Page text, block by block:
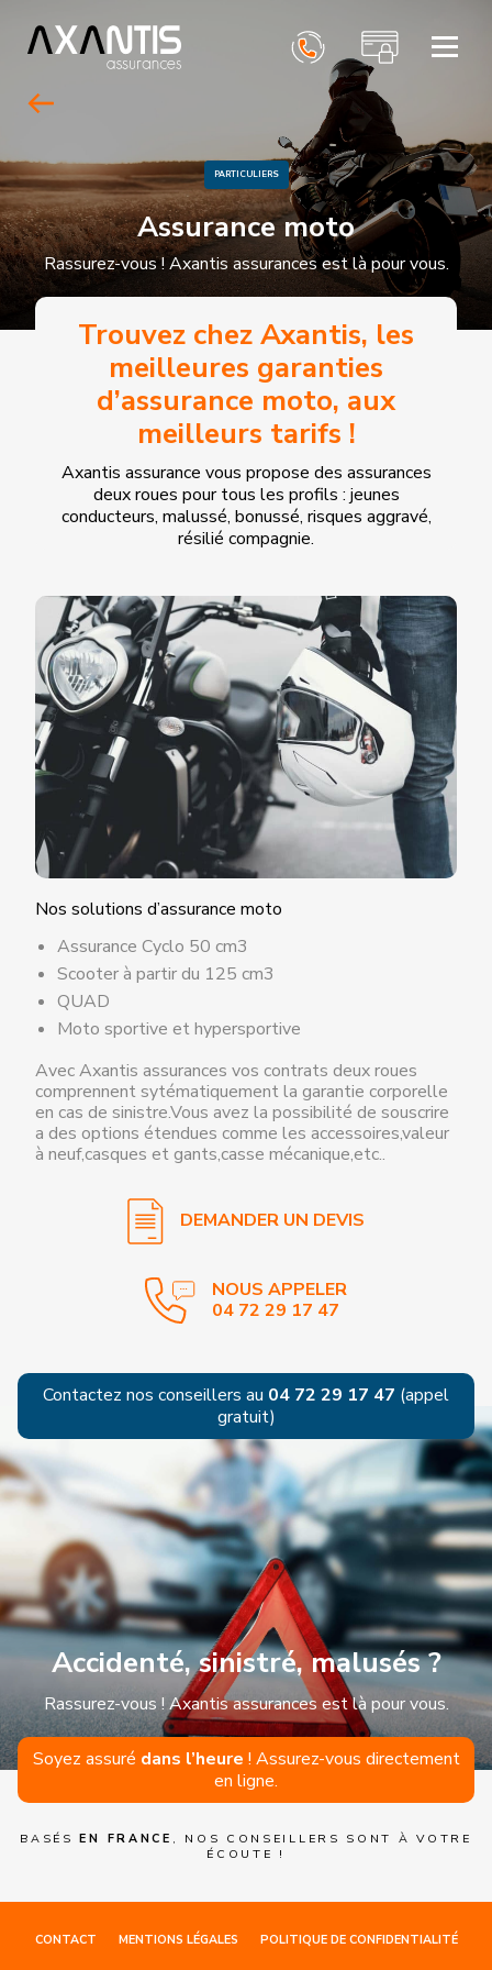
ACCUEIL
PROFESSIONNELS
AXANTIS ASSURANCES
CONTACT
PARTICULIERS
Assurance moto
Rassurez-vous ! Axantis assurances est là pour vous.
Trouvez chez Axantis, les
meilleures garanties
d’assurance moto, aux
meilleurs tarifs !
Axantis assurance vous propose des assurances
deux roues pour tous les profils : jeunes
conducteurs, malussé, bonussé, risques aggravé,
résilié compagnie.
Nos solutions d’assurance moto
Assurance Cyclo 50 cm3
Scooter à partir du 125 cm3
QUAD
Moto sportive et hypersportive
Avec Axantis assurances vos contrats deux roues
comprennent sytématiquement la garantie corporelle
en cas de sinistre.Vous avez la possibilité de souscrire
a des options étendues comme les accessoires,valeur
à neuf,casques et gants,casse mécanique,etc..
DEMANDER UN DEVIS
NOUS APPELER
04 72 29 17 47
Contactez nos conseillers au 04 72 29 17 47 (appel
gratuit)
Accidenté, sinistré, malusés ?
Rassurez-vous ! Axantis assurances est là pour vous.
Soyez assuré dans l’heure ! Assurez-vous directement
en ligne.
BASÉSEN FRANCE , NOS CONSEILLERS SONT À VOTRE
ÉCOUTE !
Les protocoles d’URL de
soumission et d’URL actuelle ne
correspondent pas. Le formulaire
peut ne pas fonctionner
correctement.
Demande de rappel
BASÉ EN FRANCE, UN
CONSEILLER VOUS RAPPELLE
Nom
*
Téléphone
J'accepte d'être
recontacté par
Axantis
Assurances
CONTACT MENTIONS LÉGALES POLITIQUE DE CONFIDENTIALITÉ